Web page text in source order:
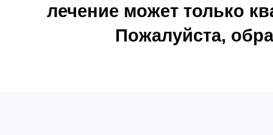
лечение может только
Пожалуйста,